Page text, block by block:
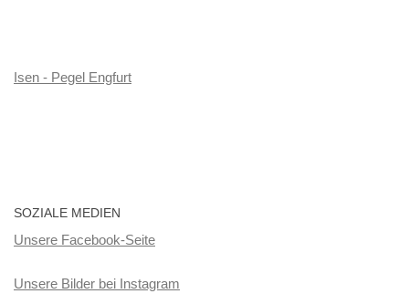
Isen - Pegel Engfurt
SOZIALE MEDIEN
Unsere Facebook-Seite
Unsere Bilder bei Instagram